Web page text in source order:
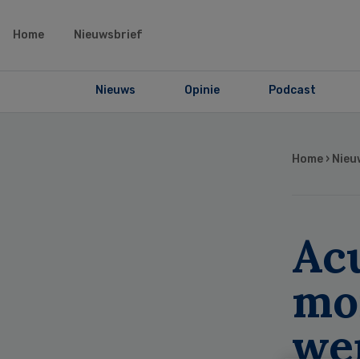
Home Nieuwsbrief
Nieuws Opinie Podcast
Home ›